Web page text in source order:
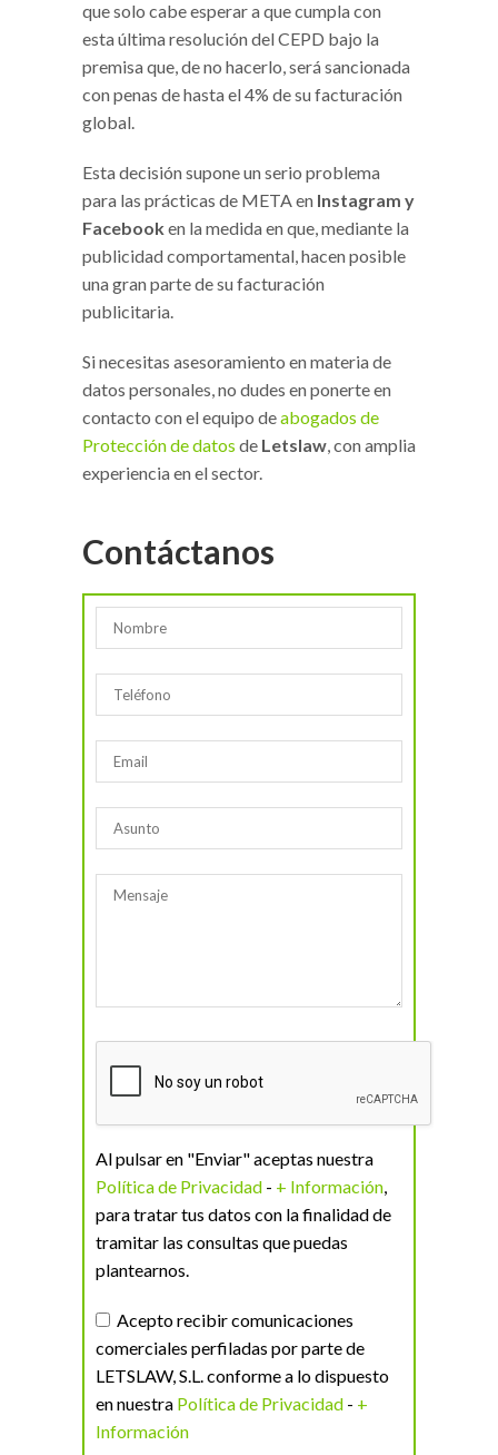
que solo cabe esperar a que cumpla con
esta última resolución del CEPD bajo la
premisa que, de no hacerlo, será sancionada
con penas de hasta el 4% de su facturación
global.
Esta decisión supone un serio problema
para las prácticas de META en Instagram y
Facebook en la medida en que, mediante la
publicidad comportamental, hacen posible
una gran parte de su facturación
publicitaria.
Si necesitas asesoramiento en materia de
datos personales, no dudes en ponerte en
contacto con el equipo deabogados de
Protección de datos de Letslaw, con amplia
experiencia en el sector.
Contáctanos
Al pulsar en "Enviar" aceptas nuestra
Política de Privacidad - + Información,
para tratar tus datos con la finalidad de
tramitar las consultas que puedas
plantearnos.
Acepto recibir comunicaciones
comerciales perfiladas por parte de
LETSLAW, S.L. conforme a lo dispuesto
en nuestra Política de Privacidad - +
Información